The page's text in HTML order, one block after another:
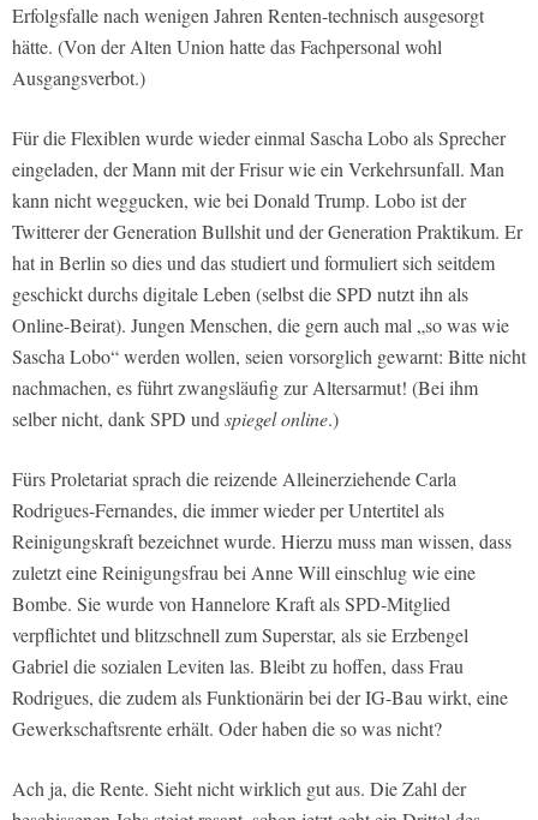
Erfolgsfalle nach wenigen Jahren Renten-technisch ausgesorgt
hätte. (Von der Alten Union hatte das Fachpersonal wohl
Ausgangsverbot.)
Für die Flexiblen wurde wieder einmal Sascha Lobo als Sprecher
eingeladen, der Mann mit der Frisur wie ein Verkehrsunfall. Man
kann nicht weggucken, wie bei Donald Trump. Lobo ist der
Twitterer der Generation Bullshit und der Generation Praktikum. Er
hat in Berlin so dies und das studiert und formuliert sich seitdem
geschickt durchs digitale Leben (selbst die SPD nutzt ihn als
Online-Beirat). Jungen Menschen, die gern auch mal „so was wie
Sascha Lobo“ werden wollen, seien vorsorglich gewarnt: Bitte nicht
nachmachen, es führt zwangsläufig zur Altersarmut! (Bei ihm
selber nicht, dank SPD und spiegel online.)
Fürs Proletariat sprach die reizende Alleinerziehende Carla
Rodrigues-Fernandes, die immer wieder per Untertitel als
Reinigungskraft bezeichnet wurde. Hierzu muss man wissen, dass
zuletzt eine Reinigungsfrau bei Anne Will einschlug wie eine
Bombe. Sie wurde von Hannelore Kraft als SPD-Mitglied
verpflichtet und blitzschnell zum Superstar, als sie Erzbengel
Gabriel die sozialen Leviten las. Bleibt zu hoffen, dass Frau
Rodrigues, die zudem als Funktionärin bei der IG-Bau wirkt, eine
Gewerkschaftsrente erhält. Oder haben die so was nicht?
Ach ja, die Rente. Sieht nicht wirklich gut aus. Die Zahl der